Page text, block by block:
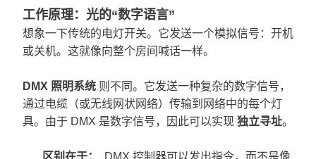
工作原理：光的“数字语言”
想象一下传统的电灯开关。它发送一个模拟信号：开机
或关机。这就像向整个房间喊话一样。
DMX 照明系统 则不同。它发送一种复杂的数字信号，
通过电缆（或无线网状网络）传输到网络中的每个灯
具。由于 DMX 是数字信号，因此可以实现 独立寻址。
区别在于：
DMX 控制器可以发出指令，而不是像